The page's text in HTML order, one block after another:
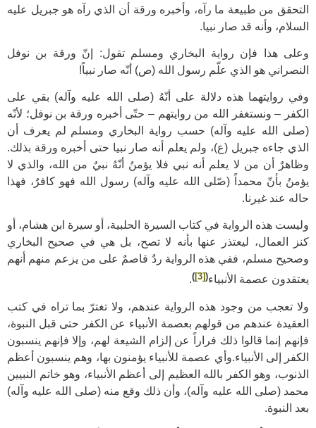
التحقق من طبيعة ما رآه، وأخبره ورقة أن الذي رآه هو جبريل عليه
السلام، وأنه قد صار نبيا.
وعلى هذا فإن رواية البخاري ومسلم تقول: إنّ ورقة بن نوفل
النصراني هو الذي علّم رسول الله (ص) أنّه صار نبياً!
وفي روايتهما هذه دلالة على أنّهُ (صلى الله عليه وآله) بقي على
الكفر – ونستغفر الله من روايتهم – حتّى أخبره ورقة بن نوفل؛ لأنّه
(صلى الله عليه وآله) حسب رواية البخاري ومسلم لم يعرف أن
الذي جاءه جبريل (ع)، ولم يعلم أنه صار نبيا حتى أخبره ورقة بذلك.
وظاهرٌ أن من لا يعلم أنه نبي فلا يؤمنُ أنّهُ نبيٌ من الله، والذي لا
يؤمنُ بأنّ محمداً (صّلى الله عليه وآله) رسول الله فهو كافرٌ، فهذا
حاله عند غيرنا.
وليست هذه الرواية في كتاب السيرة الحلبية، أو سيرة ابن هشام، أو
كنز العمال، ليعتذر عنها بأنه لا تصح، بل هي في صحيح البخاري
وصحيح مسلم، ففي هذه الرواية ردٌ قاصمٌ على من يزعم منهم أنهم
يعتقدون عصمة الأنبياء(
[3]
)
.
ولا تعجب من وجود هذه الرواية عندهم، ولا تغترّ بما تراه في كتب
العقيدة عندهم من قولهم بعصمة الأنبياء عن الكفر حتى قبل النبوة،
فإنهم إنما قالوا ذلك فراراً عن إلزام الشيعة لهم، وإلا فإنهم ينسبون
الكفر إلى الأنبياء.وأي عصمة للأنبياء يؤمنون بها، وهم ينسبون أعظم
الذنوب، وهو الكفر بالله العظيم إلى أعظم الأنبياء، وهو خاتم النبيين
محمد (صلى الله عليه وآله)، وأن ذلك وقع منه (صلى الله عليه وآله)
بعد النبوة.